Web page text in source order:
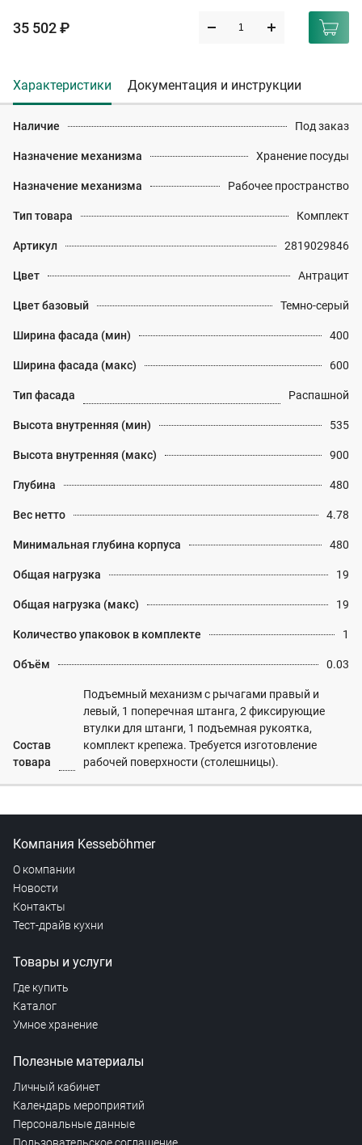
35 502 ₽
Характеристики Документация и инструкции
Наличие Под заказ
Назначение механизма Хранение посуды
Назначение механизма Рабочее пространство
Тип товара Комплект
Артикул 2819029846
Цвет Антрацит
Цвет базовый Темно-серый
Ширина фасада (мин) 400
Ширина фасада (макс) 600
Тип фасада Распашной
Высота внутренняя (мин) 535
Высота внутренняя (макс) 900
Глубина 480
Вес нетто 4.78
Минимальная глубина корпуса 480
Общая нагрузка 19
Общая нагрузка (макс) 19
Количество упаковок в комплекте 1
Объём 0.03
Состав
товара
Подъемный механизм с рычагами правый и
левый, 1 поперечная штанга, 2 фиксирующие
втулки для штанги, 1 подъемная рукоятка,
комплект крепежа. Требуется изготовление
рабочей поверхности (столешницы).
Компания Kesseböhmer
О компании
Новости
Контакты
Тест-драйв кухни
Товары и услуги
Где купить
Каталог
Умное хранение
Полезные материалы
Личный кабинет
Календарь мероприятий
Персональные данные